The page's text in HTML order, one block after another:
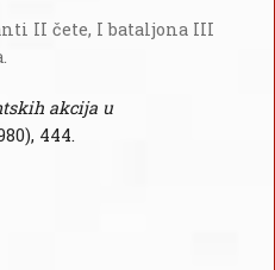
II čete, I bataljona III
akcija u
444.